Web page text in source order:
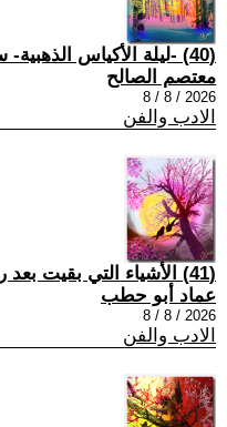
(40) -ليلة الأكياس الذهبية- سيرة سطو صنع الأساطير
معتصم الصالح
2026 / 8 / 8
الادب والفن
(41) الأشياء التي بقيت بعد رحيل أصحابها
عماد أبو حطب
2026 / 8 / 8
الادب والفن